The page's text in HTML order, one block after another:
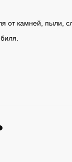
от камней, пыли,